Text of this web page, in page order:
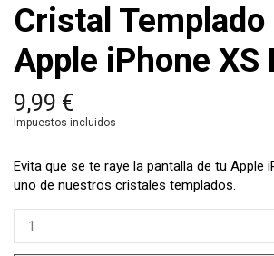
Cristal Templado
Apple iPhone XS
9,99 €
Impuestos incluidos
Evita que se te raye la pantalla de tu Apple
uno de nuestros cristales templados.